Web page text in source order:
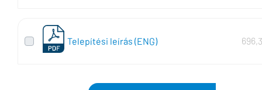
Telepítési leírás (ENG)